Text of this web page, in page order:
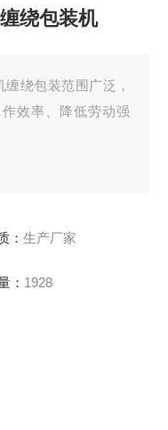
绕包装机
绕包装范围广泛，
效率、降低劳动强
： 生产厂家
： 1928